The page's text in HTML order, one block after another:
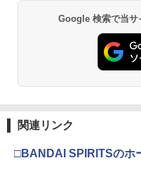
Google 検索で当サ
関連リンク
□BANDAI SPIRITSのホ